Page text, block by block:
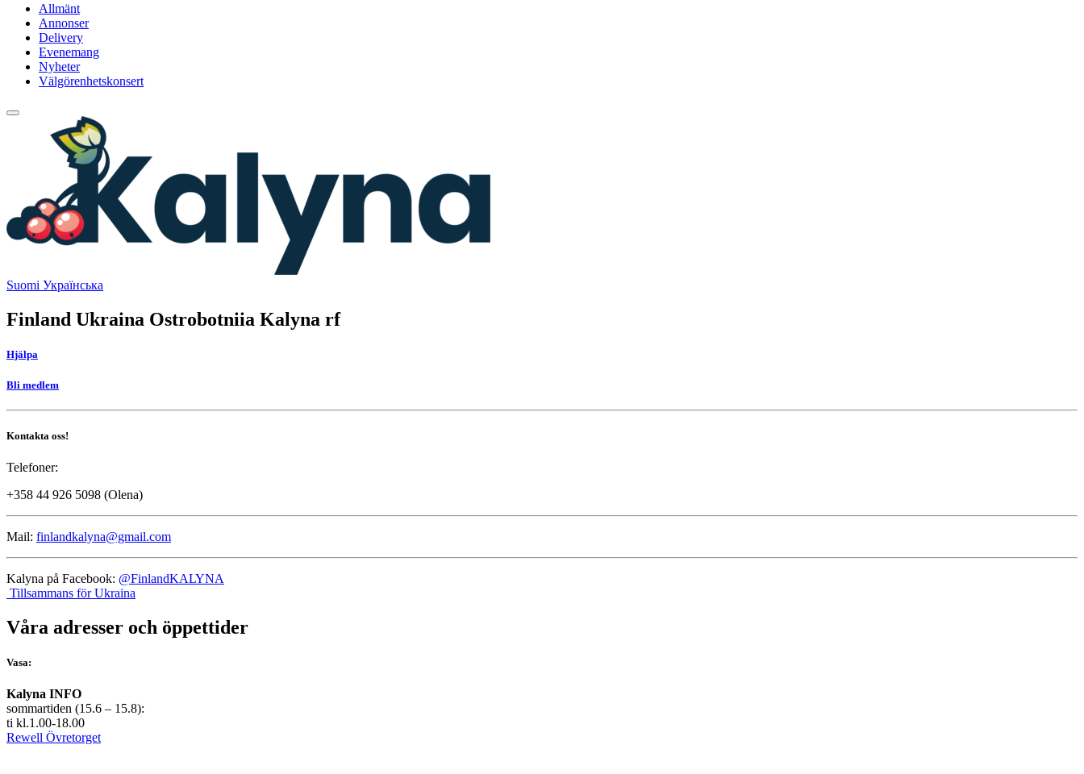
Allmänt
Annonser
Delivery
Evenemang
Nyheter
Välgörenhetskonsert
Tillbaka
Social
Suomi Українська
Finland Ukraina Ostrobotniia Kalyna rf
Hjälpa
Bli medlem
Kontakta oss!
Telefoner:
+358 44 926 5098 (Olena)
Mail: finlandkalyna@gmail.com
Kalyna på Facebook: @FinlandKALYNA
Tillsammans för Ukraina
Våra adresser och öppettider
Vasa:
Kalyna INFO
sommartiden (15.6 – 15.8):
ti kl.1.00-18.00
Rewell Övretorget